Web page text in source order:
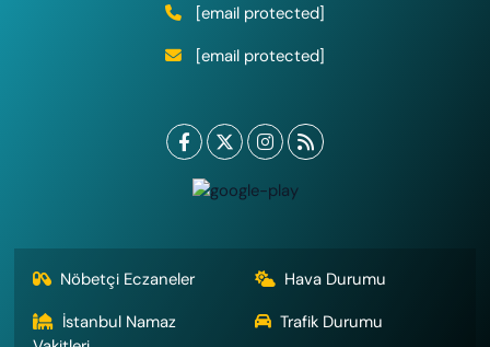
[email protected]
[email protected]
Nöbetçi Eczaneler
Hava Durumu
İstanbul Namaz
Trafik Durumu